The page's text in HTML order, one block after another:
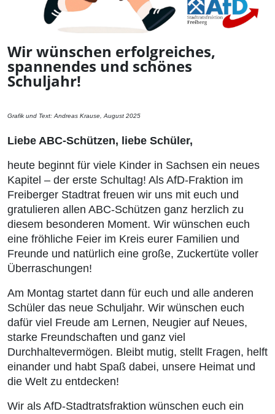
Wir wünschen erfolgreiches,
spannendes und schönes
Schuljahr!
Grafik und Text: Andreas Krause, August 2025
Liebe ABC-Schützen, liebe Schüler,
heute beginnt für viele Kinder in Sachsen ein neues
Kapitel – der erste Schultag! Als AfD-Fraktion im
Freiberger Stadtrat freuen wir uns mit euch und
gratulieren allen ABC-Schützen ganz herzlich zu
diesem besonderen Moment. Wir wünschen euch
eine fröhliche Feier im Kreis eurer Familien und
Freunde und natürlich eine große, Zuckertüte voller
Überraschungen!
Am Montag startet dann für euch und alle anderen
Schüler das neue Schuljahr. Wir wünschen euch
dafür viel Freude am Lernen, Neugier auf Neues,
starke Freundschaften und ganz viel
Durchhaltevermögen. Bleibt mutig, stellt Fragen, helft
einander und habt Spaß dabei, unsere Heimat und
die Welt zu entdecken!
Wir als AfD-Stadtratsfraktion wünschen euch ein